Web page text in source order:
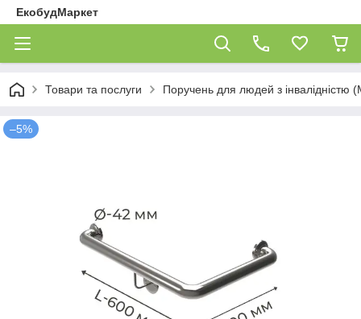
ЕкобудМаркет
Товари та послуги Поручень для людей з інвалідністю
–5%